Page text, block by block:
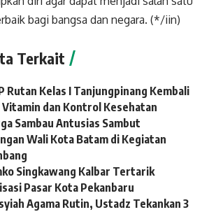
bagi bangsa dan negara. (*/iin)
Terkait
Rutan Kelas I Tanjungpinang Kembali
dan Kontrol Kesehatan
Sambau Antusias Sambut
Wali Kota Batam di Kegiatan
Singkawang Kalbar Tertarik
Pasar Kota Pekanbaru
Agama Rutin, Ustadz Tekankan 3